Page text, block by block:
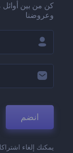
كن من بين أوائل
وعروضنا
انضم
يمكنك إلغاء